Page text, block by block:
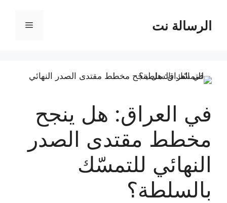
المحتوىالرسالة نت القائمة
في العراق: هل ينجح
مخطط مقتدى الصدر
النهائي للتمسّك
بالسلطة؟